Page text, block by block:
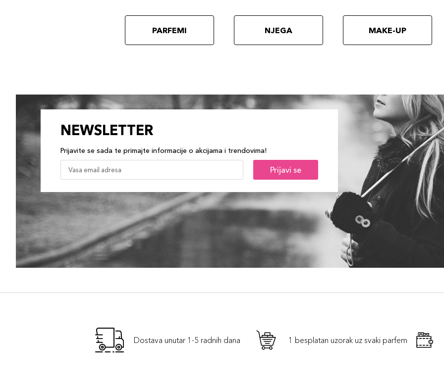
PARFEMI NJEGA MAKE-UP
NEWSLETTER
Prijavite se sada te primajte informacije o akcijama i trendovima!
Prijavi se
Dostava unutar 1-5 radnih dana 1 besplatan uzorak uz svaki parfem